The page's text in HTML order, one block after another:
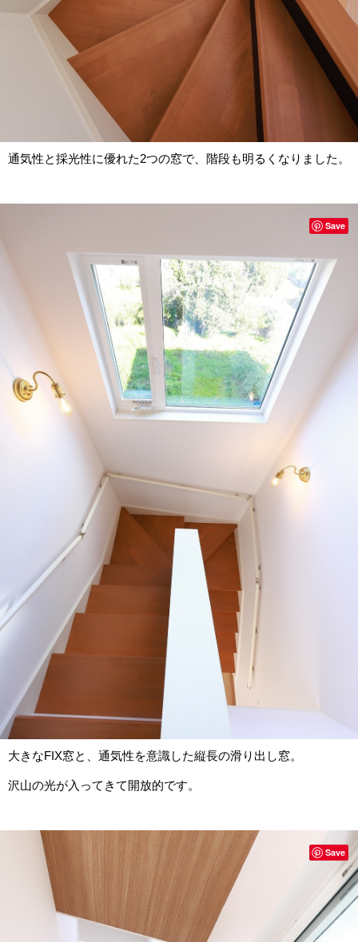
通気性と採光性に優れた2つの窓で、階段も明るくなりました。
大きなFIX窓と、通気性を意識した縦長の滑り出し窓。
沢山の光が入ってきて開放的です。
Save
Save